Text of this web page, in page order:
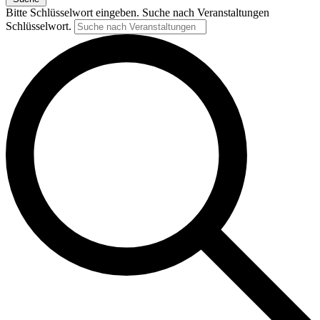
Bitte Schlüsselwort eingeben. Suche nach Veranstaltungen
Schlüsselwort.